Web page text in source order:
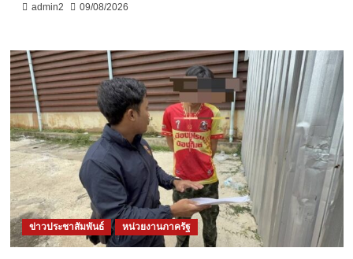
admin2 09/08/2026
ข่าวประชาสัมพันธ์ หน่วยงานภาครัฐ